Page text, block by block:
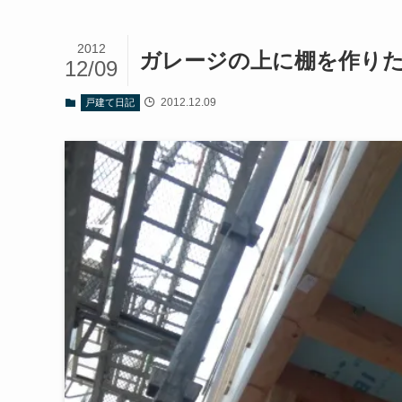
ガレージの上に棚を作り
2012
12/09
戸建て日記 2012.12.09